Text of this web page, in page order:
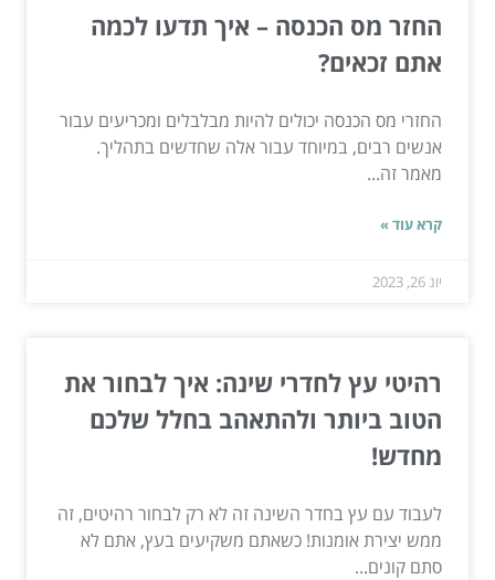
החזר מס הכנסה – איך תדעו לכמה
אתם זכאים?
החזרי מס הכנסה יכולים להיות מבלבלים ומכריעים עבור
אנשים רבים, במיוחד עבור אלה שחדשים בתהליך.
מאמר זה...
קרא עוד »
יונ 26, 2023
רהיטי עץ לחדרי שינה: איך לבחור את
הטוב ביותר ולהתאהב בחלל שלכם
מחדש!
לעבוד עם עץ בחדר השינה זה לא רק לבחור רהיטים, זה
ממש יצירת אומנות! כשאתם משקיעים בעץ, אתם לא
סתם קונים...